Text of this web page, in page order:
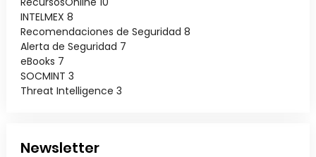
INTELMEX 8
Recomendaciones de Seguridad 8
Alerta de Seguridad 7
eBooks 7
SOCMINT 3
Threat Intelligence 3
Newsletter